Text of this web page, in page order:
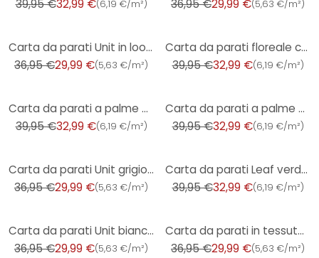
39,95 €32,99 €(6,19 €/m²) 36,95 €29,99 €(5,63 €/m²)
Carta da parati Unit in look lino blu-grigio - Carta da parati strutturata moderna e senza tempo
36,95 €29,99 €(5,63 €/m²)
Carta da parati floreale con peonie nero grigio petrolio - Carta da parati in tessuto non tessuto ef
39,95 €32,99 €(6,19 €/m²)
Carta da parati a palme beige crema - Carta da parati in tessuto non tessuto con motivi tropicali in
39,95 €32,99 €(6,19 €/m²)
Carta da parati a palme beige verde - Carta da parati in tessuto non tessuto con motivi tropicali in
39,95 €32,99 €(6,19 €/m²)
Carta da parati Unit grigio chiaro - Carta da parati in tessuto non tessuto a trama fine per ambient
36,95 €29,99 €(5,63 €/m²)
Carta da parati Leaf verde scuro blu - Carta da parati in tessuto non tessuto con motivo a foglie di
39,95 €32,99 €(6,19 €/m²)
Carta da parati Unit bianca - Carta da parati in tessuto non tessuto con una texture fine e un aspet
36,95 €29,99 €(5,63 €/m²)
Carta da parati in tessuto non tessuto con una texture fine e un'eleganza discreta
36,95 €29,99 €(5,63 €/m²)